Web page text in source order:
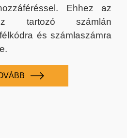
Ehhez az
tartozó számlán
és számlaszámra